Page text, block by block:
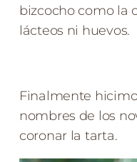
bizcocho como la
lácteos ni huevos.
Finalmente
nombres de los
coronar la tarta.